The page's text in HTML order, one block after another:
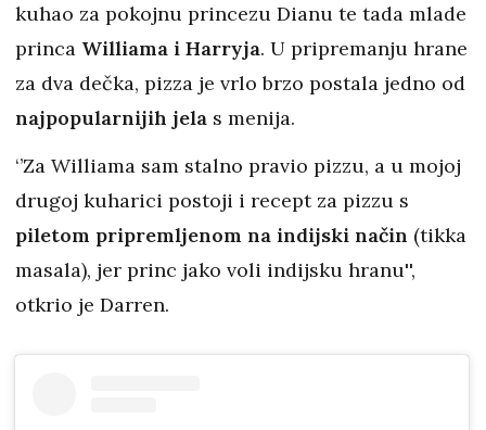
kuhao za pokojnu princezu Dianu te tada mlade
princa Williama i Harryja. U pripremanju hrane
za dva dečka, pizza je vrlo brzo postala jedno od
najpopularnijih jela s menija.
‘’Za Williama sam stalno pravio pizzu, a u mojoj
drugoj kuharici postoji i recept za pizzu s
piletom pripremljenom na indijski način (tikka
masala), jer princ jako voli indijsku hranu'',
otkrio je Darren.